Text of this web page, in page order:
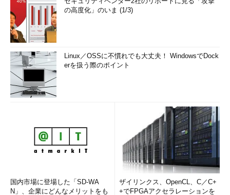
の高度化」のいま (1/3)
Linux／OSSに不慣れでも大丈夫！ WindowsでDock
erを扱う際のポイント
国内市場に登場した「SD-WA
N」、企業にどんなメリットをも
ザイリンクス、OpenCL、C／C+
+でFPGAアクセラレーションを